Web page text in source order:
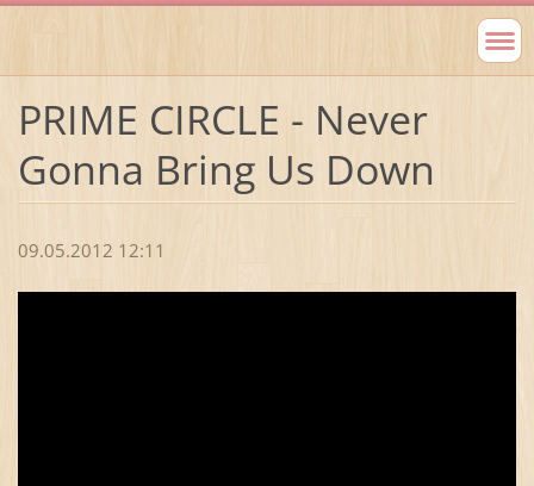
PRIME CIRCLE - Never
Gonna Bring Us Down
09.05.2012 12:11